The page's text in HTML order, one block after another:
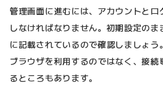
管理画面に進むには、アカウントとロ
しなければなりません。初期設定の
に記載されているので確認しましょう
ブラウザを利用するのではなく、接
るところもあります。